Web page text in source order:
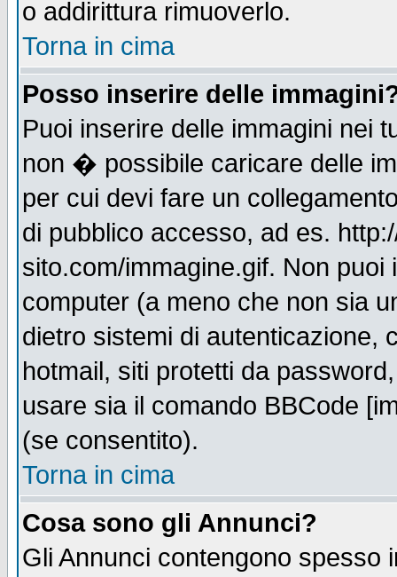
o addirittura rimuoverlo.
Torna in cima
Posso inserire delle
Puoi inserire delle immagini nei
non � possibile caricare delle
per cui devi fare un
di pubblico accesso, ad es.
sito.com/immagine.gif. Non
computer (a meno che non sia
dietro sistemi di autenticazione,
hotmail, siti protetti da
usare sia il comando BBCode
(se consentito).
Torna in cima
Cosa sono gli Annunci?
Gli Annunci contengono spesso